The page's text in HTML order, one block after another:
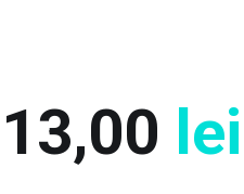
13,00 lei